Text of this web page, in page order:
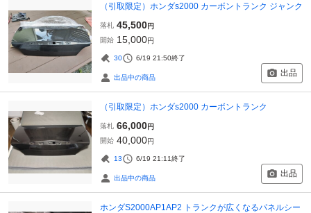
（引取限定）ホンダs2000 カーボントランク ジャンク
落札 45,500円
開始 15,000円
30 6/19 21:50終了
出品中の商品 出品
（引取限定）ホンダs2000 カーボントランク
落札 66,000円
開始 40,000円
13 6/19 21:11終了
出品中の商品 出品
ホンダS2000AP1AP2 トランクが広くなるパネルシー